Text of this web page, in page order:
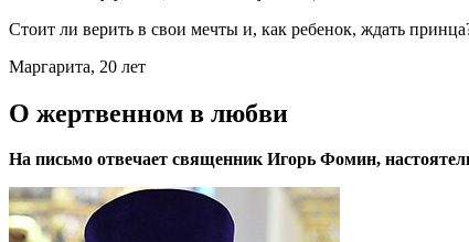
Стоит ли верить в свои мечты и, как ребенок, ждать
Маргарита, 20 лет
О жертвенном в любви
На письмо отвечает священник Игорь Фомин,